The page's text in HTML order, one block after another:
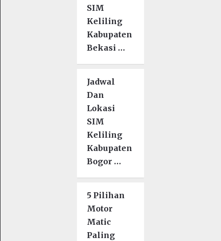
SIM
Keliling
Kabupaten
Bekasi …
Jadwal
Dan
Lokasi
SIM
Keliling
Kabupaten
Bogor …
5 Pilihan
Motor
Matic
Paling